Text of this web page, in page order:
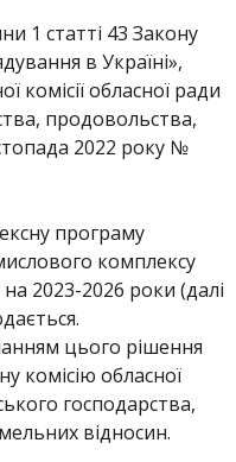
1 статті 43 Закону
в Україні»,
комісії обласної ради
продовольства,
2022 року №
програму
комплексу
2023-2026 роки (далі
цього рішення
комісію обласної
господарства,
відносин.